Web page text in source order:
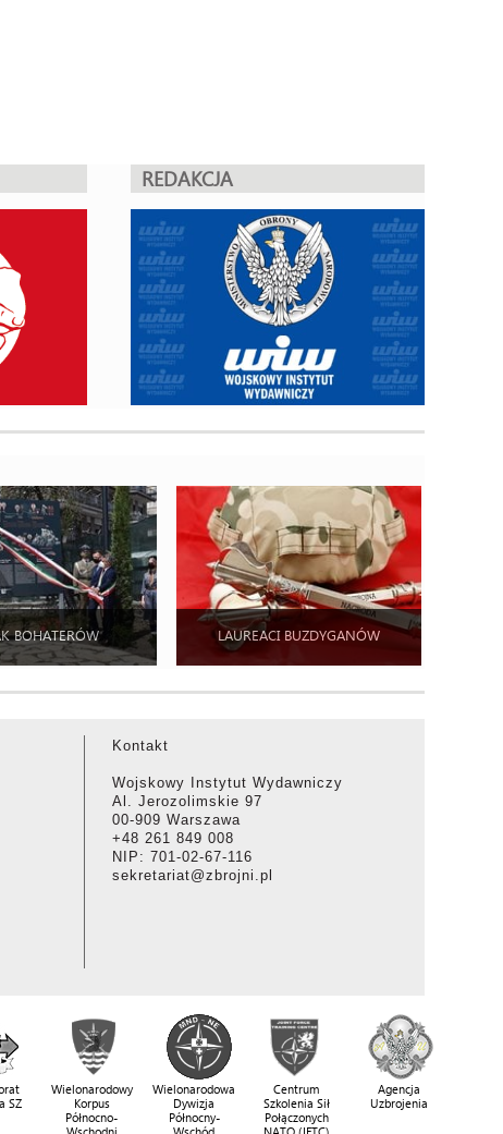
REDAKCJA
BOHATERÓW LAUREACI BUZDYGANÓW
Kontakt
Wojskowy Instytut Wydawniczy
Al. Jerozolimskie 97
00-909 Warszawa
+48 261 849 008
NIP: 701-02-67-116
sekretariat@zbrojni.pl
SZ
Wielonarodowy
Korpus
Północno-
Wielonarodowa
Dywizja
Północny-
Centrum
Szkolenia Sił
Połączonych
Agencja
Uzbrojenia